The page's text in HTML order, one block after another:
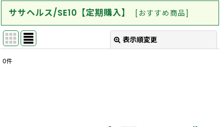
ササヘルス/SE10【定期購入】 [ おすすめ商品 ]
表示順変更
0件